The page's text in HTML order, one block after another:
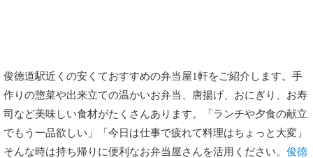
俊徳道駅近くの安くておすすめの弁当屋1軒をご紹介します。手
作りの惣菜や出来立ての温かいお弁当、唐揚げ、おにぎり、お寿
司など美味しい食材がたくさんあります。「ランチや夕食の献立
でもう一品欲しい」「今日は仕事で疲れて料理はちょっと大変」
そんな時は持ち帰りに便利なお弁当屋さんを活用ください。 俊徳